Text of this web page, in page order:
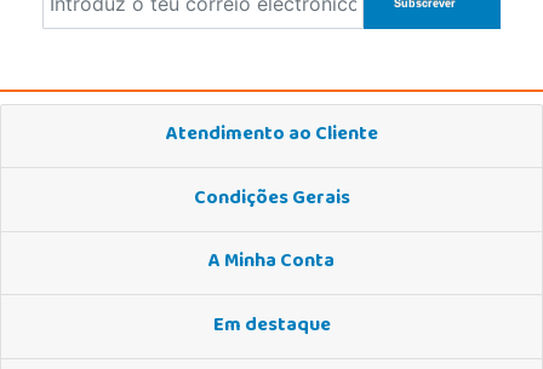
Atendimento ao Cliente
Condições Gerais
A Minha Conta
Em destaque